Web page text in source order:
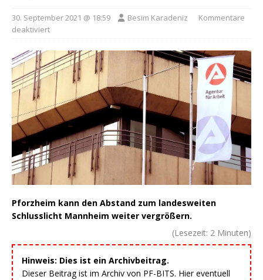
30. September 2021 @ 18:59 Besim Karadeniz
Kommentare
deaktiviert
Pforzheim kann den Abstand zum landesweiten
Schlusslicht Mannheim weiter vergrößern.
(Lesezeit: 2 Minuten)
Hinweis: Dies ist ein Archivbeitrag.
Dieser Beitrag ist im Archiv von PF-BITS. Hier eventuell